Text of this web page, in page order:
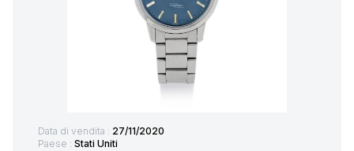
Data di vendita : 27/11/2020
Paese : Stati Uniti